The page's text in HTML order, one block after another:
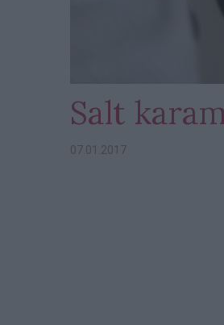
Salt
07.01.2017